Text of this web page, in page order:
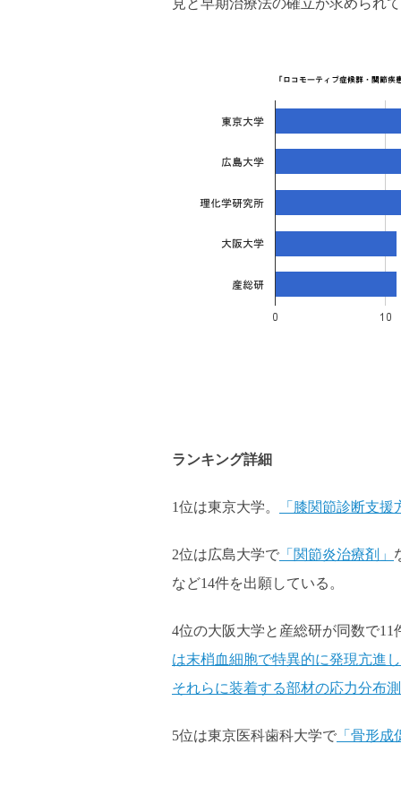
ランキング詳細
1位は東京大学。 「膝関節診断支
2位は広島大学で 「関節炎治療剤」
など14件を出願している。
4位の大阪大学と産総研が同数で11
は末梢血細胞で特異的に発現亢進
それらに装着する部材の応力分布
5位は東京医科歯科大学で 「骨形